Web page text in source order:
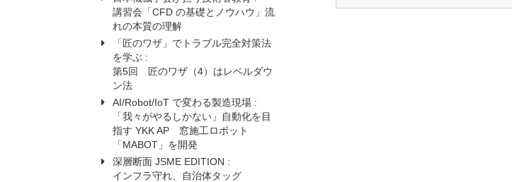
講習会「CFD の基礎とノウハウ」流
れの本質の理解
「匠のワザ」でトラブル完全対策法
を学ぶ :
第5回 匠のワザ（4）はレベルダウ
ン法
AI/Robot/IoT で変わる製造現場 :
「我々がやるしかない」自動化を目
指す YKK AP 窓施工ロボット
「MABOT」を開発
深層断面 JSME EDITION :
インフラ守れ、自治体タッグ